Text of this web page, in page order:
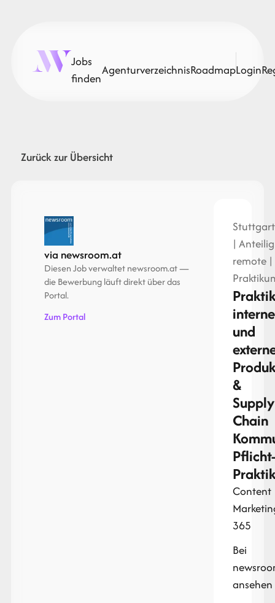
Jobs
finden
AgenturverzeichnisRoadmapLogin
Zurück zur Übersicht
via newsroom.at
Diesen Job verwaltet newsroom.at —
die Bewerbung läuft direkt über das
Portal.
Zum Portal
Stuttgart
| Anteilig
remote |
interne
und
&
Supply
Chain
Content
365
Bei
ansehen